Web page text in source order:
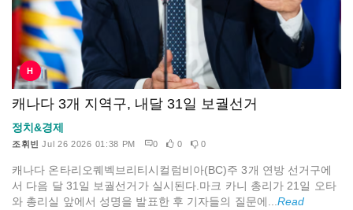
H
캐나다 3개 지역구, 내달 31일 보궐선거
정치&경제
조휘빈 Jul 26 2026 01:38 PM 0 0 0
캐나다 온타리오퀘벡브리티시컬럼비아(BC)주 3개 연방 선거구에
서 다음 달 31일 보궐선거가 실시된다.마크 카니 총리가 21일 오타
와 총리실 앞에서 성명을 발표한 후 기자들의 질문에...Read